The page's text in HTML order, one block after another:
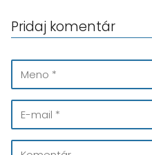
Pridaj komentár